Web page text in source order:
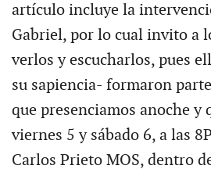
artículo incluye la
Gabriel, por lo cual invito a
verlos y escucharlos, pues
su sapiencia- formaron
que presenciamos anoche y
viernes 5 y sábado 6, a las
Carlos Prieto MOS, dentro